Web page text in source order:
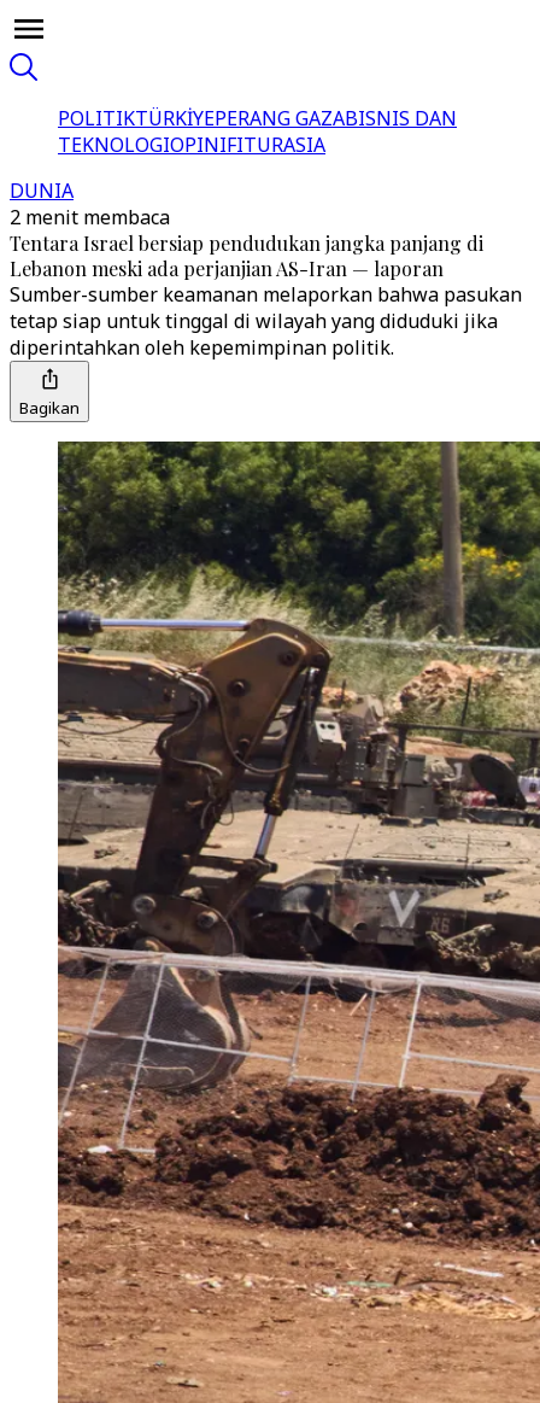
POLITIKTÜRKİYEPERANG GAZABISNIS DAN
TEKNOLOGIOPINIFITURASIA
DUNIA
2 menit membaca
Tentara Israel bersiap pendudukan jangka panjang di
Lebanon meski ada perjanjian AS-Iran — laporan
Sumber-sumber keamanan melaporkan bahwa pasukan
tetap siap untuk tinggal di wilayah yang diduduki jika
diperintahkan oleh kepemimpinan politik.
Bagikan